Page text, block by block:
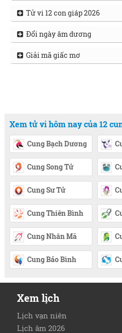
Tử vi 12 con giáp 2026
Đổi ngày âm dương
Giải mã giấc mơ
Xem tử vi hôm nay của 12
Cung Bạch Dương
Cung Song Tử
Cung Sư Tử
Cung Thiên Bình
Cung Nhân Mã
Cung Bảo Bình
Xem lịch
Lịch vạn niên
Lịch âm 2026